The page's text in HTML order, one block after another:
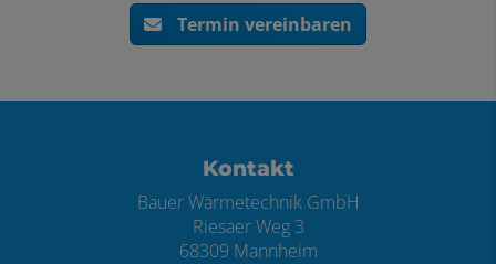
Termin vereinbaren
Footer - Kontaktdaten und
Kontakt
Bauer Wärmetechnik GmbH
Riesaer Weg 3
68309 Mannheim